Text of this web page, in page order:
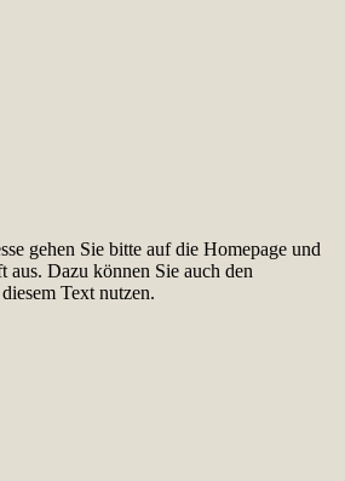
gehen Sie bitte auf die Homepage und
aus. Dazu können Sie auch den
Text nutzen.